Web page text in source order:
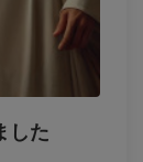
した